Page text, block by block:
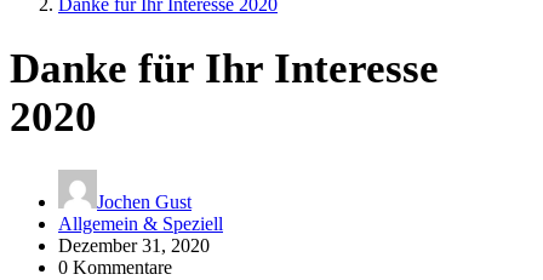
Danke für Ihr Interesse 2020
Danke für Ihr Interesse
2020
Jochen Gust
Allgemein & Speziell
Dezember 31, 2020
0 Kommentare